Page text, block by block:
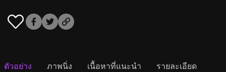
ตัวอย่าง ภาพนิ่ง เนื้อหาที่แนะนำ รายละเอียด